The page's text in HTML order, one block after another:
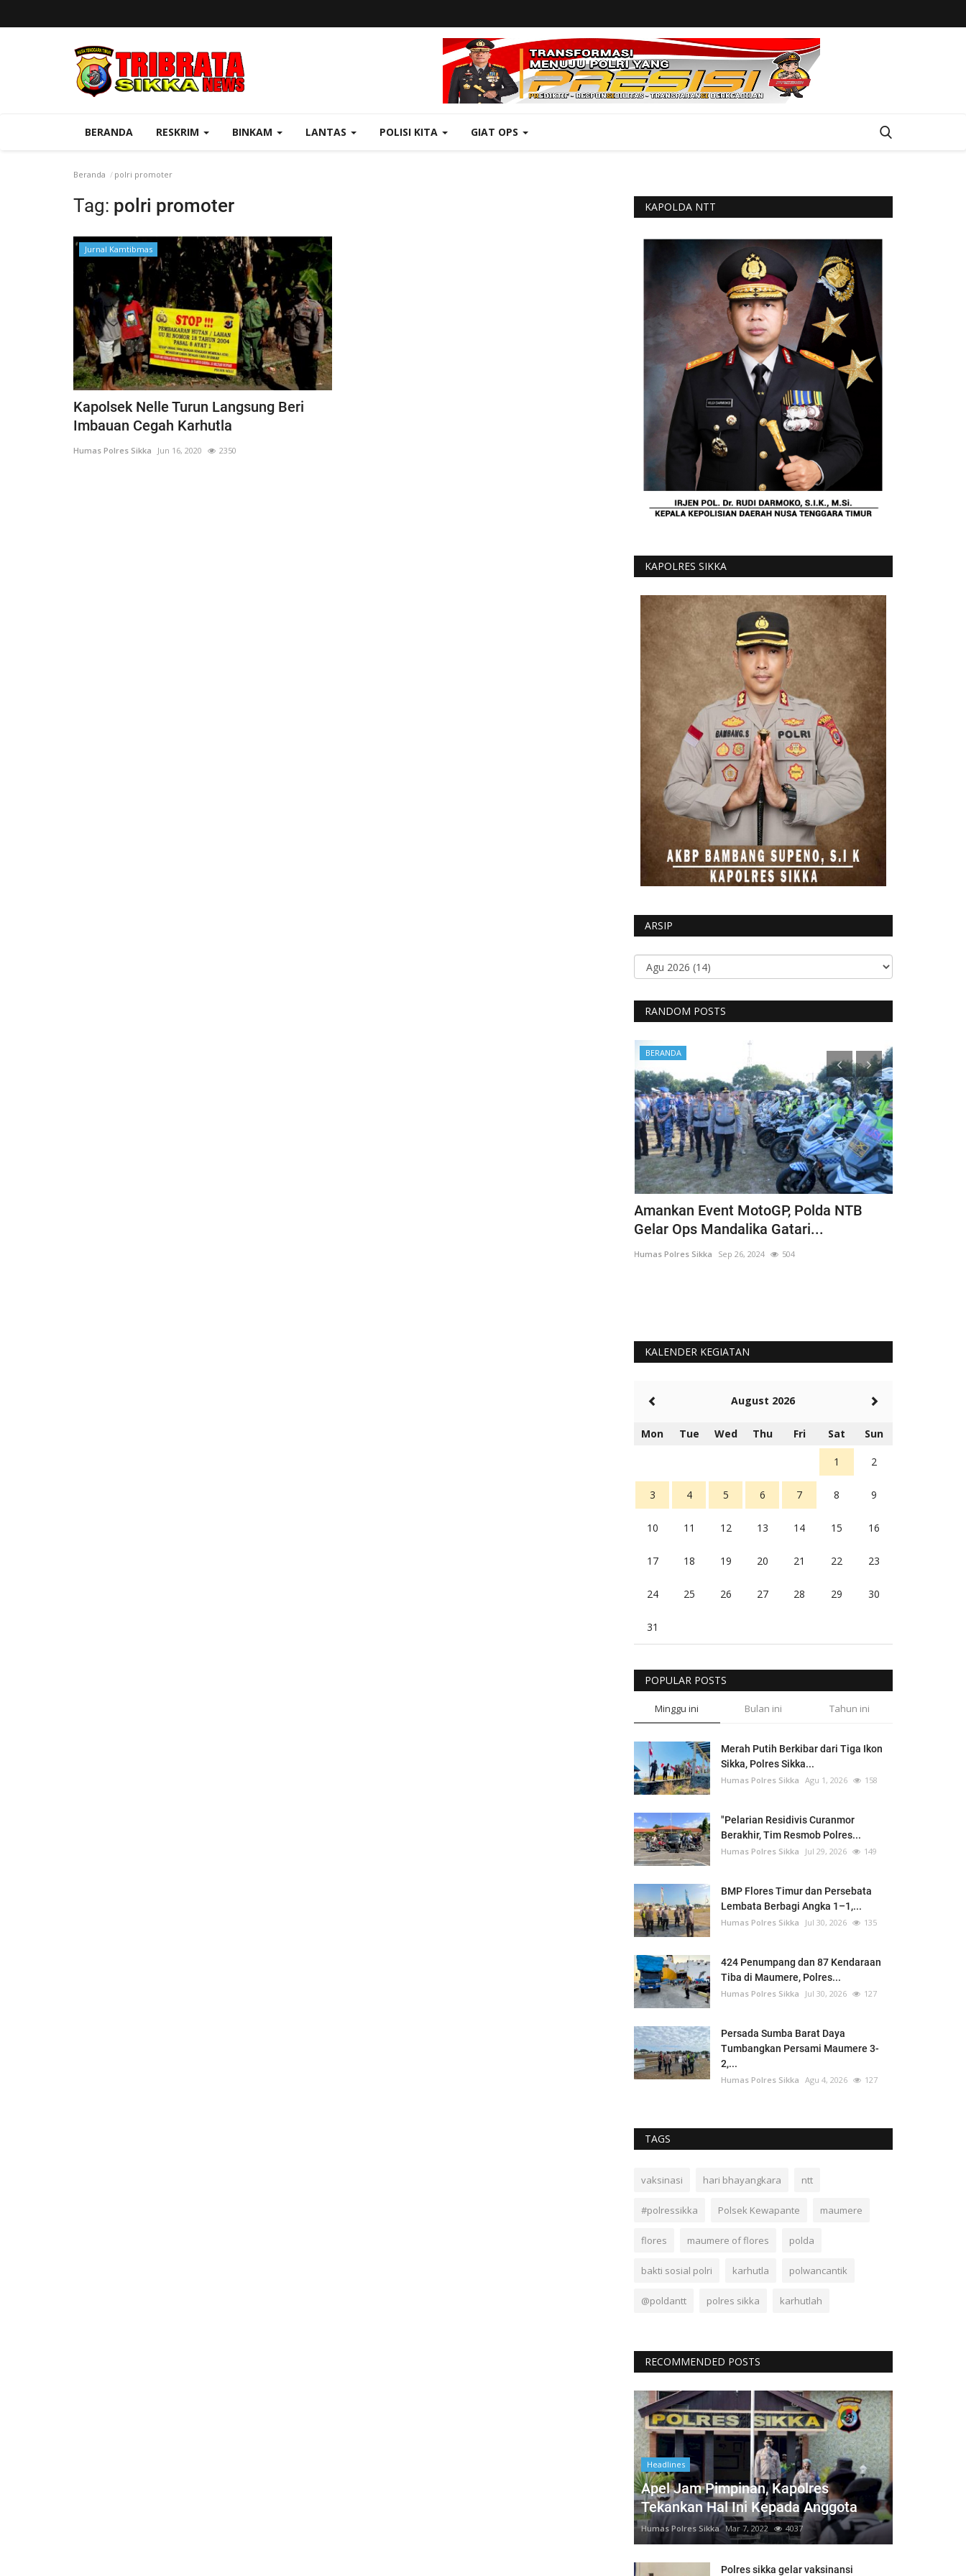
BERANDA RESKRIM BINKAM LANTAS POLISI KITA GIAT OPS
Beranda polri promoter
Tag: polri promoter
Jurnal Kamtibmas
Kapolsek Nelle Turun Langsung Beri
Imbauan Cegah Karhutla
Humas Polres Sikka Jun 16, 2020 2350
KAPOLDA NTT
KAPOLRES SIKKA
ARSIP
RANDOM POSTS
BERANDA
Amankan Event MotoGP, Polda NTB
Gelar Ops Mandalika Gatari...
Humas Polres Sikka Sep 26, 2024 504
KALENDER KEGIATAN
August 2026
Mon Tue Wed Thu Fri Sat Sun
1 2
3 4 5 6 7 8 9
10 11 12 13 14 15 16
17 18 19 20 21 22 23
24 25 26 27 28 29 30
31
POPULAR POSTS
Minggu ini Bulan ini Tahun ini
Merah Putih Berkibar dari Tiga Ikon
Sikka, Polres Sikka...
Humas Polres Sikka Agu 1, 2026 158
"Pelarian Residivis Curanmor
Berakhir, Tim Resmob Polres...
Humas Polres Sikka Jul 29, 2026 149
BMP Flores Timur dan Persebata
Lembata Berbagi Angka 1–1,...
Humas Polres Sikka Jul 30, 2026 135
424 Penumpang dan 87 Kendaraan
Tiba di Maumere, Polres...
Humas Polres Sikka Jul 30, 2026 127
Persada Sumba Barat Daya
Tumbangkan Persami Maumere 3-
2,...
Humas Polres Sikka Agu 4, 2026 127
TAGS
vaksinasi hari bhayangkara ntt
#polressikka Polsek Kewapante maumere
flores maumere of flores polda
bakti sosial polri karhutla polwancantik
@poldantt polres sikka karhutlah
RECOMMENDED POSTS
Headlines
Apel Jam Pimpinan, Kapolres
Tekankan Hal Ini Kepada Anggota
Humas Polres Sikka Mar 7, 2022 4037
Polres sikka gelar vaksinansi